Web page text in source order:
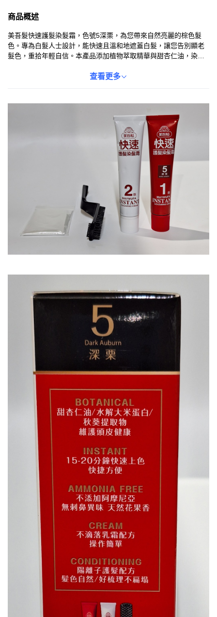
商品概述
美吾髮快速護髮染髮霜，色號5深栗，為您帶來自然亮麗的棕色髮
色。專為白髮人士設計，能快速且溫和地遮蓋白髮，讓您告別顯老
髮色，重拾年輕自信。本產品添加植物萃取精華與甜杏仁油，染髮
於塗抹，操作簡單，在家也能輕鬆完成染髮。每盒80g，主商品包含
查看更多